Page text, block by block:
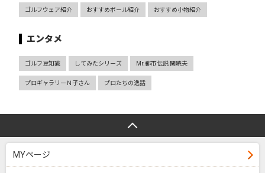
ゴルフウェア紹介 おすすめボール紹介 おすすめ小物紹介
エンタメ
ゴルフ豆知識 してみたシリーズ Mr.都市伝説 関暁夫
プロギャラリーＮ子さん プロたちの逸話
MYページ